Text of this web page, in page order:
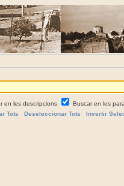
en les descripcions
Buscar en les
Tots
Deseleccionar Tots Invertir